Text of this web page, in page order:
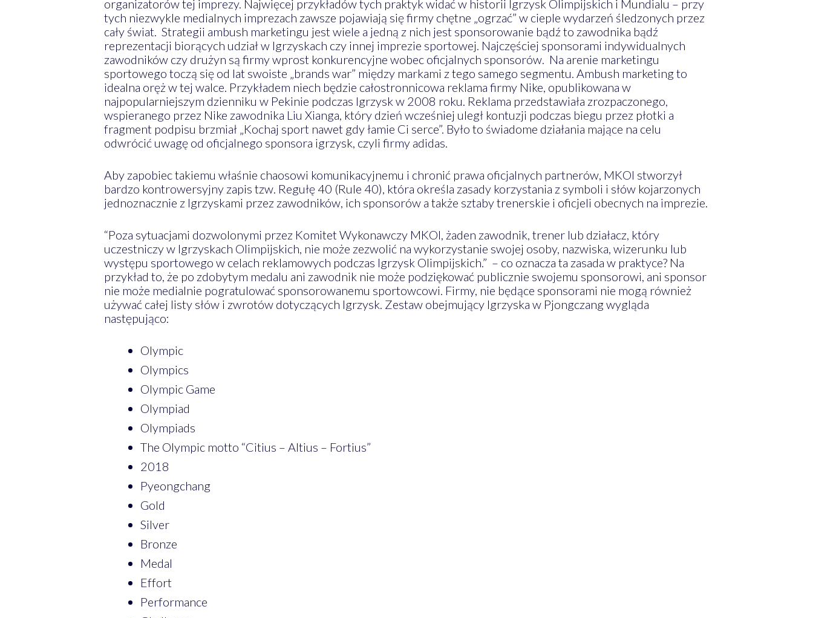
organizatorów tej imprezy. Najwięcej przykładów tych praktyk widać w historii Igrzysk Olimpijskich i Mundialu – przy
tych niezwykle medialnych imprezach zawsze pojawiają się firmy chętne „ogrzać” w cieple wydarzeń śledzonych przez
cały świat. Strategii ambush marketingu jest wiele a jedną z nich jest sponsorowanie bądź to zawodnika bądź
reprezentacji biorących udział w Igrzyskach czy innej imprezie sportowej. Najczęściej sponsorami indywidualnych
zawodników czy drużyn są firmy wprost konkurencyjne wobec oficjalnych sponsorów. Na arenie marketingu
sportowego toczą się od lat swoiste „brands war” między markami z tego samego segmentu. Ambush marketing to
idealna oręż w tej walce. Przykładem niech będzie całostronnicowa reklama firmy Nike, opublikowana w
najpopularniejszym dzienniku w Pekinie podczas Igrzysk w 2008 roku. Reklama przedstawiała zrozpaczonego,
wspieranego przez Nike zawodnika Liu Xianga, który dzień wcześniej uległ kontuzji podczas biegu przez płotki a
fragment podpisu brzmiał „Kochaj sport nawet gdy łamie Ci serce”. Było to świadome działania mające na celu
odwrócić uwagę od oficjalnego sponsora igrzysk, czyli firmy adidas.
Aby zapobiec takiemu właśnie chaosowi komunikacyjnemu i chronić prawa oficjalnych partnerów, MKOl stworzył
bardzo kontrowersyjny zapis tzw. Regułę 40 (Rule 40), która określa zasady korzystania z symboli i słów kojarzonych
jednoznacznie z Igrzyskami przez zawodników, ich sponsorów a także sztaby trenerskie i oficjeli obecnych na imprezie.
“Poza sytuacjami dozwolonymi przez Komitet Wykonawczy MKOl, żaden zawodnik, trener lub działacz, który
uczestniczy w Igrzyskach Olimpijskich, nie może zezwolić na wykorzystanie swojej osoby, nazwiska, wizerunku lub
występu sportowego w celach reklamowych podczas Igrzysk Olimpijskich.” – co oznacza ta zasada w praktyce? Na
przykład to, że po zdobytym medalu ani zawodnik nie może podziękować publicznie swojemu sponsorowi, ani sponsor
nie może medialnie pogratulować sponsorowanemu sportowcowi. Firmy, nie będące sponsorami nie mogą również
używać całej listy słów i zwrotów dotyczących Igrzysk. Zestaw obejmujący Igrzyska w Pjongczang wygląda
następująco:
Olympic
Olympics
Olympic Game
Olympiad
Olympiads
The Olympic motto “Citius – Altius – Fortius”
2018
Pyeongchang
Gold
Silver
Bronze
Medal
Effort
Performance